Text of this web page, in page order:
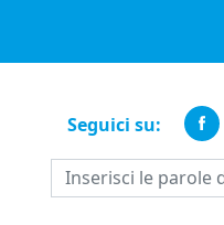
utente
Seguici su: